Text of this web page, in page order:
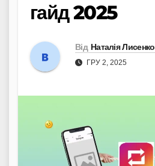
гайд 2025
Від Наталія Лисенко
ГРУ 2, 2025